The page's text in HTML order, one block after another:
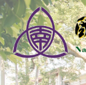
跳
轉
至
主
要